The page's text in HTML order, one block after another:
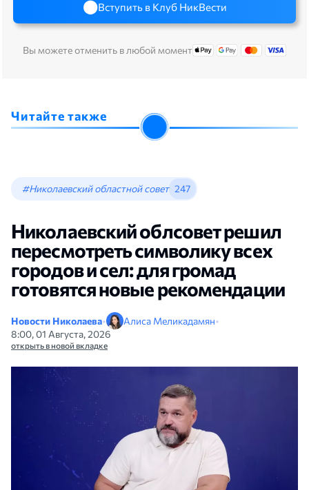
Вступить в Клуб НикВести
Вы можете отменить в любой момент
Читайте также
#Николаевский областной совет 247
Николаевский облсовет решил
пересмотреть символику всех
городов и сел: для громад
готовятся новые рекомендации
Новости Николаева• Алиса Меликадамян•
8:00, 01 Августа, 2026
открыть в новой вкладке